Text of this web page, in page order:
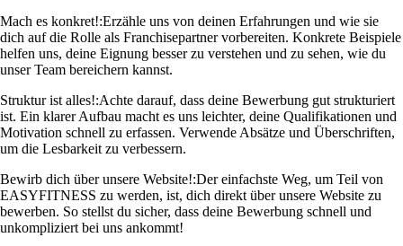
Mach es konkret!:Erzähle uns von deinen Erfahrungen und wie sie
dich auf die Rolle als Franchisepartner vorbereiten. Konkrete Beispiele
helfen uns, deine Eignung besser zu verstehen und zu sehen, wie du
unser Team bereichern kannst.
Struktur ist alles!:Achte darauf, dass deine Bewerbung gut strukturiert
ist. Ein klarer Aufbau macht es uns leichter, deine Qualifikationen und
Motivation schnell zu erfassen. Verwende Absätze und Überschriften,
um die Lesbarkeit zu verbessern.
Bewirb dich über unsere Website!:Der einfachste Weg, um Teil von
EASYFITNESS zu werden, ist, dich direkt über unsere Website zu
bewerben. So stellst du sicher, dass deine Bewerbung schnell und
unkompliziert bei uns ankommt!